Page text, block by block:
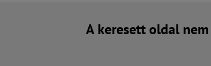
A keresett oldal